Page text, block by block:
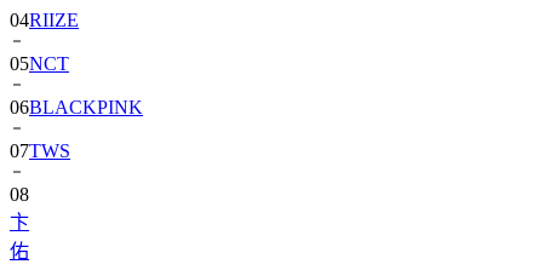
05NCT
06BLACKPINK
07TWS
08
卞
佑
锡